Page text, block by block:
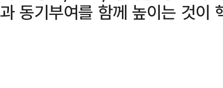
과 동기부여를 함께 높이는 것이